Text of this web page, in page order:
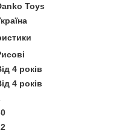
Toys
4 років
4 років